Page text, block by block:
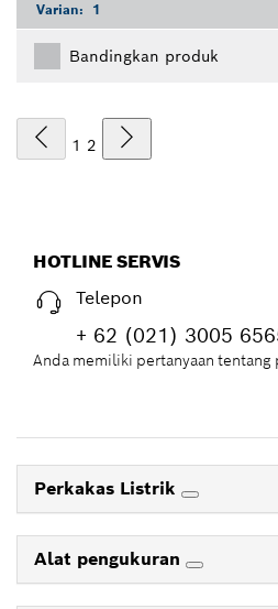
Varian: 1
Bandingkan produk
1 2
HOTLINE SERVIS
Telepon
+ 62 (021) 3005
Anda memiliki pertanyaan tentang
Perkakas Listrik
Alat pengukuran